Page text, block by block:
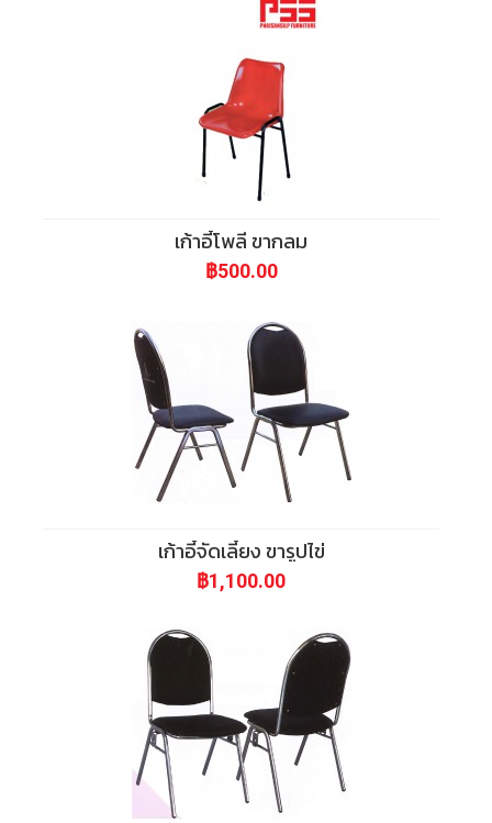
เก้าอี้โพลี ขากลม
฿500.00
เก้าอี้จัดเลี้ยง ขารูปไข่
฿1,100.00